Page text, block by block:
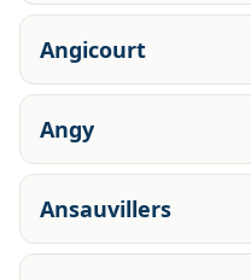
Angicourt
Angy
Ansauvillers